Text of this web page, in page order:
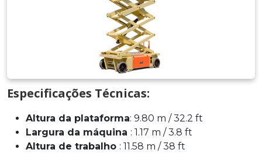
Especificações Técnicas:
Altura da plataforma: 9.80 m / 32.2 ft
Largura da máquina : 1.17 m / 3.8 ft
Altura de trabalho : 11.58 m / 38 ft